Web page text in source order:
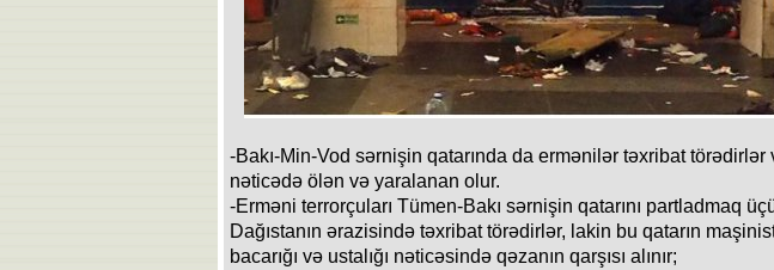
-Bakı-Min-Vod sərnişin qatarında da ermənilər təxribat törədirlər
nəticədə ölən və yaralanan olur.
-Erməni terrorçuları Tümen-Bakı sərnişin qatarını partladmaq
Dağıstanın ərazisində təxribat törədirlər, lakin bu qatarın
bacarığı və ustalığı nəticəsində qəzanın qarşısı alınır;